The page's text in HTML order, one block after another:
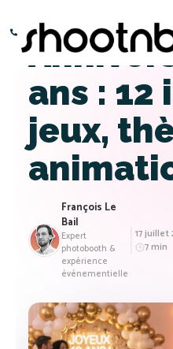
ans : 12
jeux,
François Le
Bail
Expert
photobooth &
expérience
événementielle
17 juillet
7 min